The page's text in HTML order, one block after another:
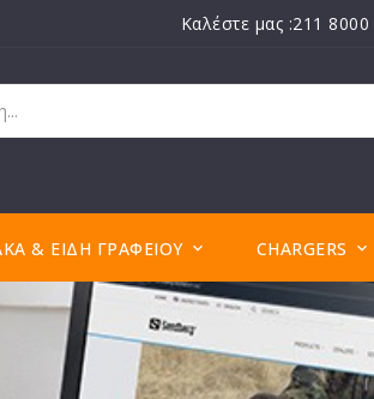
Καλέστε μας :211
& ΕΊΔΗ ΓΡΑΦΕΊΟΥ  CHARGERS 